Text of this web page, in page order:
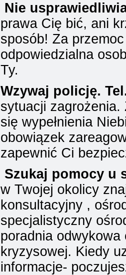
Nie
prawa Cię bić, ani
sposób! Za
odpowiedzialna
Ty.
Wzywaj policję.
sytuacji zagrożenia.
się wypełnienia
obowiązek
zapewnić Ci
Szukaj pomocy
w Twojej okolicy
konsultacyjny ,
specjalistyczny
poradnia
kryzysowej. Kiedy
informacje-